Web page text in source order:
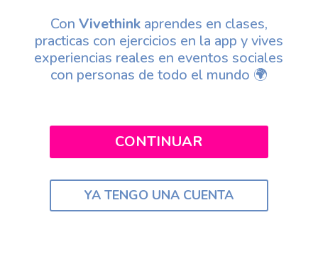
Con Vivethink aprendes en clases,
practicas con ejercicios en la app y vives
experiencias reales en eventos sociales
con personas de todo el mundo 🌍
CONTINUAR
YA TENGO UNA CUENTA